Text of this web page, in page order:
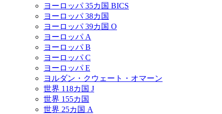
ヨーロッパ 35カ国 BICS
ヨーロッパ 38カ国
ヨーロッパ 39カ国 O
ヨーロッパ A
ヨーロッパ B
ヨーロッパ C
ヨーロッパ E
ヨルダン・クウェート・オマーン
世界 118カ国 J
世界 155カ国
世界 25カ国 A